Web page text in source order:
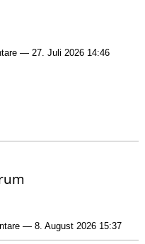
— 27. Juli 2026 14:46
— 8. August 2026 15:37